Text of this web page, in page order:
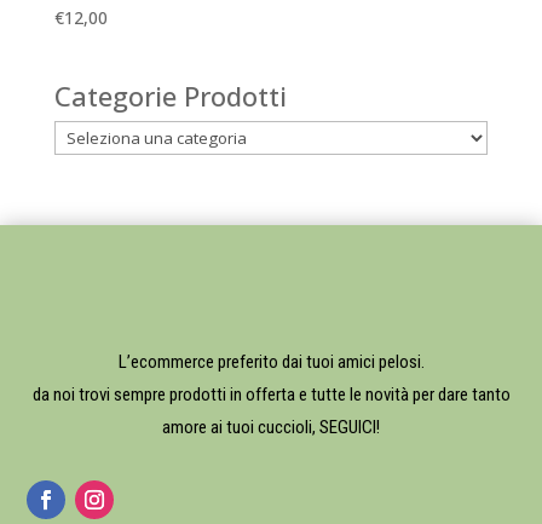
€12,00
Categorie Prodotti
L’ecommerce preferito dai tuoi amici pelosi.
da noi trovi sempre prodotti in offerta e tutte le novità per dare tanto
amore ai tuoi cuccioli, SEGUICI!